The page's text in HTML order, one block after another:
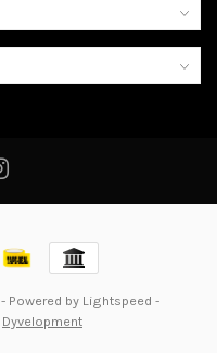
- Powered by Lightspeed -
Dyvelopment